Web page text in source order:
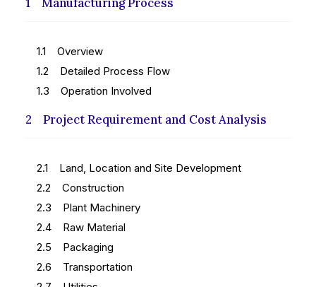
1.1 Overview
1.2 Detailed Process Flow
1.3 Operation Involved
2 Project Requirement and Cost Analysis
2.1 Land, Location and Site Development
2.2 Construction
2.3 Plant Machinery
2.4 Raw Material
2.5 Packaging
2.6 Transportation